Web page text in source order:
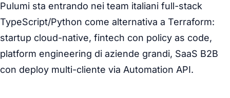
Pulumi sta entrando nei team italiani full-stack
TypeScript/Python come alternativa a Terraform:
startup cloud-native, fintech con policy as code,
platform engineering di aziende grandi, SaaS B2B
con deploy multi-cliente via Automation API.